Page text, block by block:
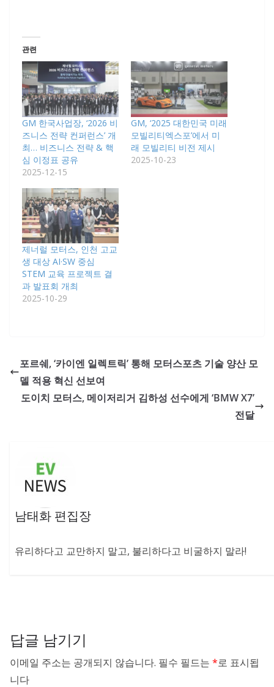
관련
GM 한국사업장, ‘2026 비
즈니스 전략 컨퍼런스’ 개
최… 비즈니스 전략 & 핵
심 이정표 공유
2025-12-15
GM, ‘2025 대한민국 미래
모빌리티엑스포’에서 미
래 모빌리티 비전 제시
2025-10-23
제너럴 모터스, 인천 고교
생 대상 AI·SW 중심
STEM 교육 프로젝트 결
과 발표회 개최
2025-10-29
포르쉐, ‘카이엔 일렉트릭’ 통해 모터스포츠 기술 양산 모
델 적용 혁신 선보여
도이치 모터스, 메이저리거 김하성 선수에게 ‘BMW X7’
전달
남태화 편집장
유리하다고 교만하지 말고, 불리하다고 비굴하지 말라!
답글 남기기
이메일 주소는 공개되지 않습니다. 필수 필드는 *로 표시됩
니다